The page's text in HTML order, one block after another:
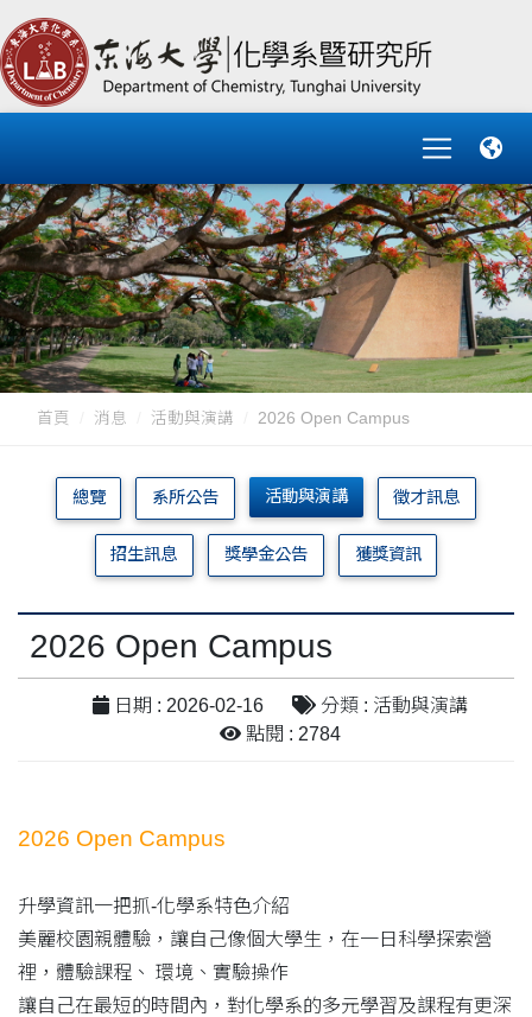
首頁 消息 活動與演講 2026 Open Campus
總覽 系所公告 活動與演講 徵才訊息
招生訊息 獎學金公告 獲獎資訊
2026 Open Campus
日期 : 2026-02-16
分類 : 活動與演講
點閱 : 2784
2026 Open Campus
升學資訊一把抓-化學系特色介紹
美麗校園親體驗，讓自己像個大學生，在一日科學探索營
裡，體驗課程、 環境、實驗操作
讓自己在最短的時間內，對化學系的多元學習及課程有更深